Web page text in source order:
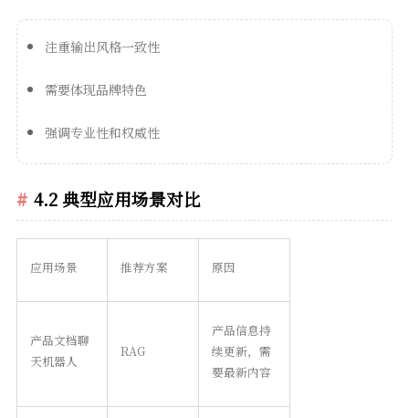
注重输出风格一致性
需要体现品牌特色
强调专业性和权威性
4.2 典型应用场景对比
应用场景 推荐方案 原因
产品文档聊
天机器人
RAG
产品信息持
续更新，需
要最新内容